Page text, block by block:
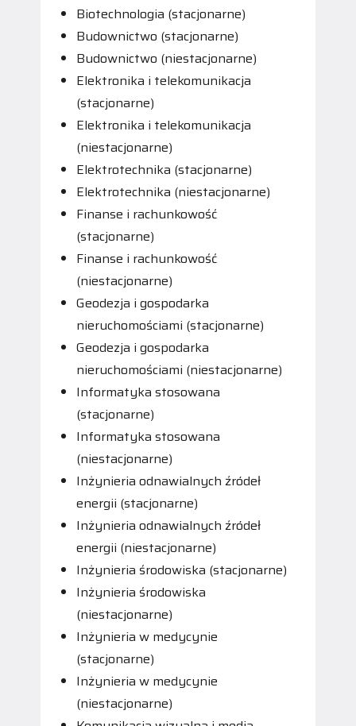
Biotechnologia (stacjonarne)
Budownictwo (stacjonarne)
Budownictwo (niestacjonarne)
Elektronika i telekomunikacja
(stacjonarne)
Elektronika i telekomunikacja
(niestacjonarne)
Elektrotechnika (stacjonarne)
Elektrotechnika (niestacjonarne)
Finanse i rachunkowość
(stacjonarne)
Finanse i rachunkowość
(niestacjonarne)
Geodezja i gospodarka
nieruchomościami (stacjonarne)
Geodezja i gospodarka
nieruchomościami (niestacjonarne)
Informatyka stosowana
(stacjonarne)
Informatyka stosowana
(niestacjonarne)
Inżynieria odnawialnych źródeł
energii (stacjonarne)
Inżynieria odnawialnych źródeł
energii (niestacjonarne)
Inżynieria środowiska (stacjonarne)
Inżynieria środowiska
(niestacjonarne)
Inżynieria w medycynie
(stacjonarne)
Inżynieria w medycynie
(niestacjonarne)